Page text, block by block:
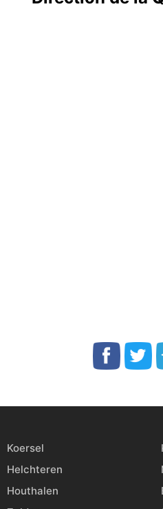
Koersel
Helchteren
Houthalen